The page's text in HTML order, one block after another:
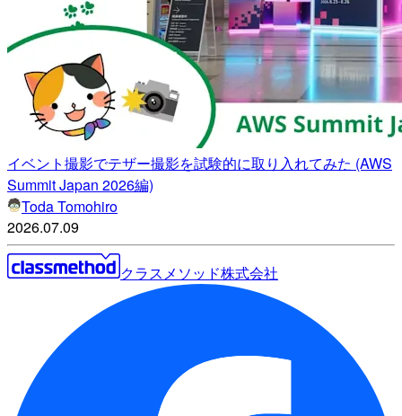
イベント撮影でテザー撮影を試験的に取り入れてみた (AWS
Summit Japan 2026編)
Toda Tomohiro
2026.07.09
クラスメソッド株式会社